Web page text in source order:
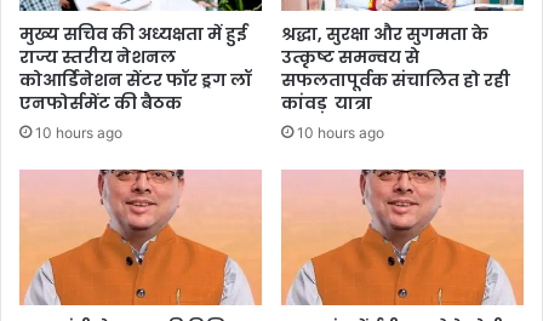
मुख्य सचिव की अध्यक्षता में हुई
राज्य स्तरीय नेशनल
कोआर्डिनेशन सेंटर फॉर ड्रग लॉ
एनफोर्समेंट की बैठक
10 hours ago
श्रद्धा, सुरक्षा और सुगमता के
उत्कृष्ट समन्वय से
सफलतापूर्वक संचालित हो रही
कांवड़ यात्रा
10 hours ago